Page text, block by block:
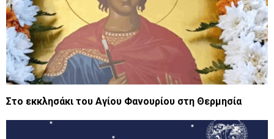
Στο εκκλησάκι του Αγίου Φανουρίου στη Θερμησία